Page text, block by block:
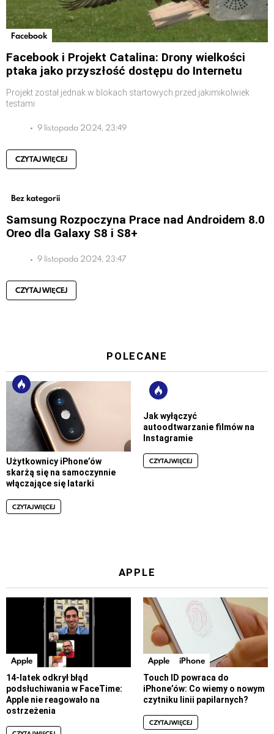
Facebook
Facebook i Projekt Catalina: Drony wielkości
ptaka jako przyszłość dostępu do Internetu
Projekt został jednak w blokach startowych przed jakimikolwiek
testami
9 listopada 2024, 23:49
CZYTAJ WIĘCEJ
Bez kategorii
Samsung Rozpoczyna Prace nad Androidem 8.0
Oreo dla Galaxy S8 i S8+
9 listopada 2024, 23:47
CZYTAJ WIĘCEJ
POLECANE
Użytkownicy iPhone’ów
skarżą się na samoczynnie
włączające się latarki
CZYTAJ WIĘCEJ
Jak wyłączyć
autoodtwarzanie filmów na
Instagramie
CZYTAJ WIĘCEJ
APPLE
Apple
14-latek odkrył błąd
podsłuchiwania w FaceTime:
Apple nie reagowało na
ostrzeżenia
Apple iPhone
Touch ID powraca do
iPhone’ów: Co wiemy o nowym
czytniku linii papilarnych?
CZYTAJ WIĘCEJ